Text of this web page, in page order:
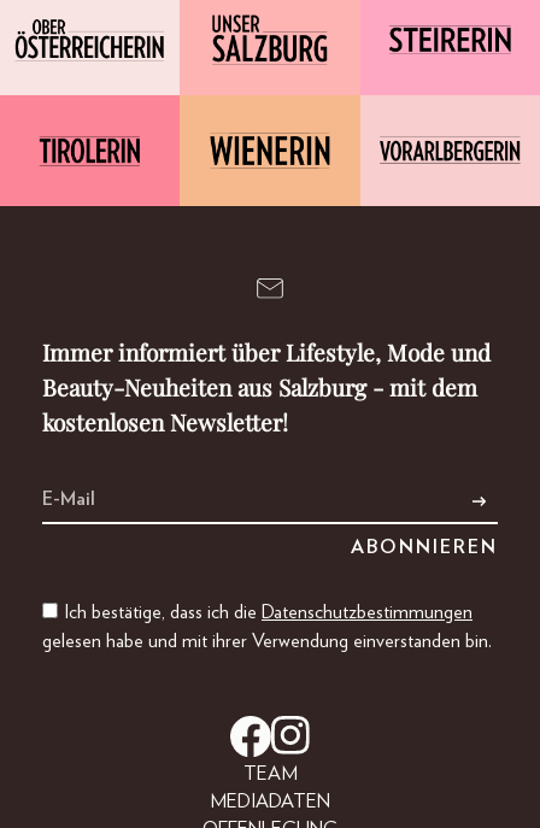
Immer informiert über Lifestyle, Mode und
Beauty-Neuheiten aus Salzburg - mit dem
kostenlosen Newsletter!
Ich bestätige, dass ich die Datenschutzbestimmungen
gelesen habe und mit ihrer Verwendung einverstanden bin.
TEAM
MEDIADATEN